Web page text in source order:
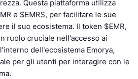
Questa piattaforma utilizza
e $EMRS, per facilitare le sue
il suo ecosistema. Il token $EMR,
ruolo cruciale nell'accesso ai
dell'ecosistema Emorya,
per gli utenti per interagire con le